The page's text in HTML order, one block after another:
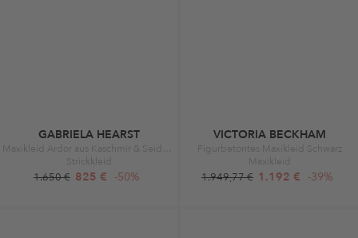
GABRIELA HEARST
Strickkleid
1.650 € 825 € -50%
VICTORIA BECKHAM
Figurbetontes Maxikleid Schwarz
Maxikleid
1.949,77 € 1.192 € -39%